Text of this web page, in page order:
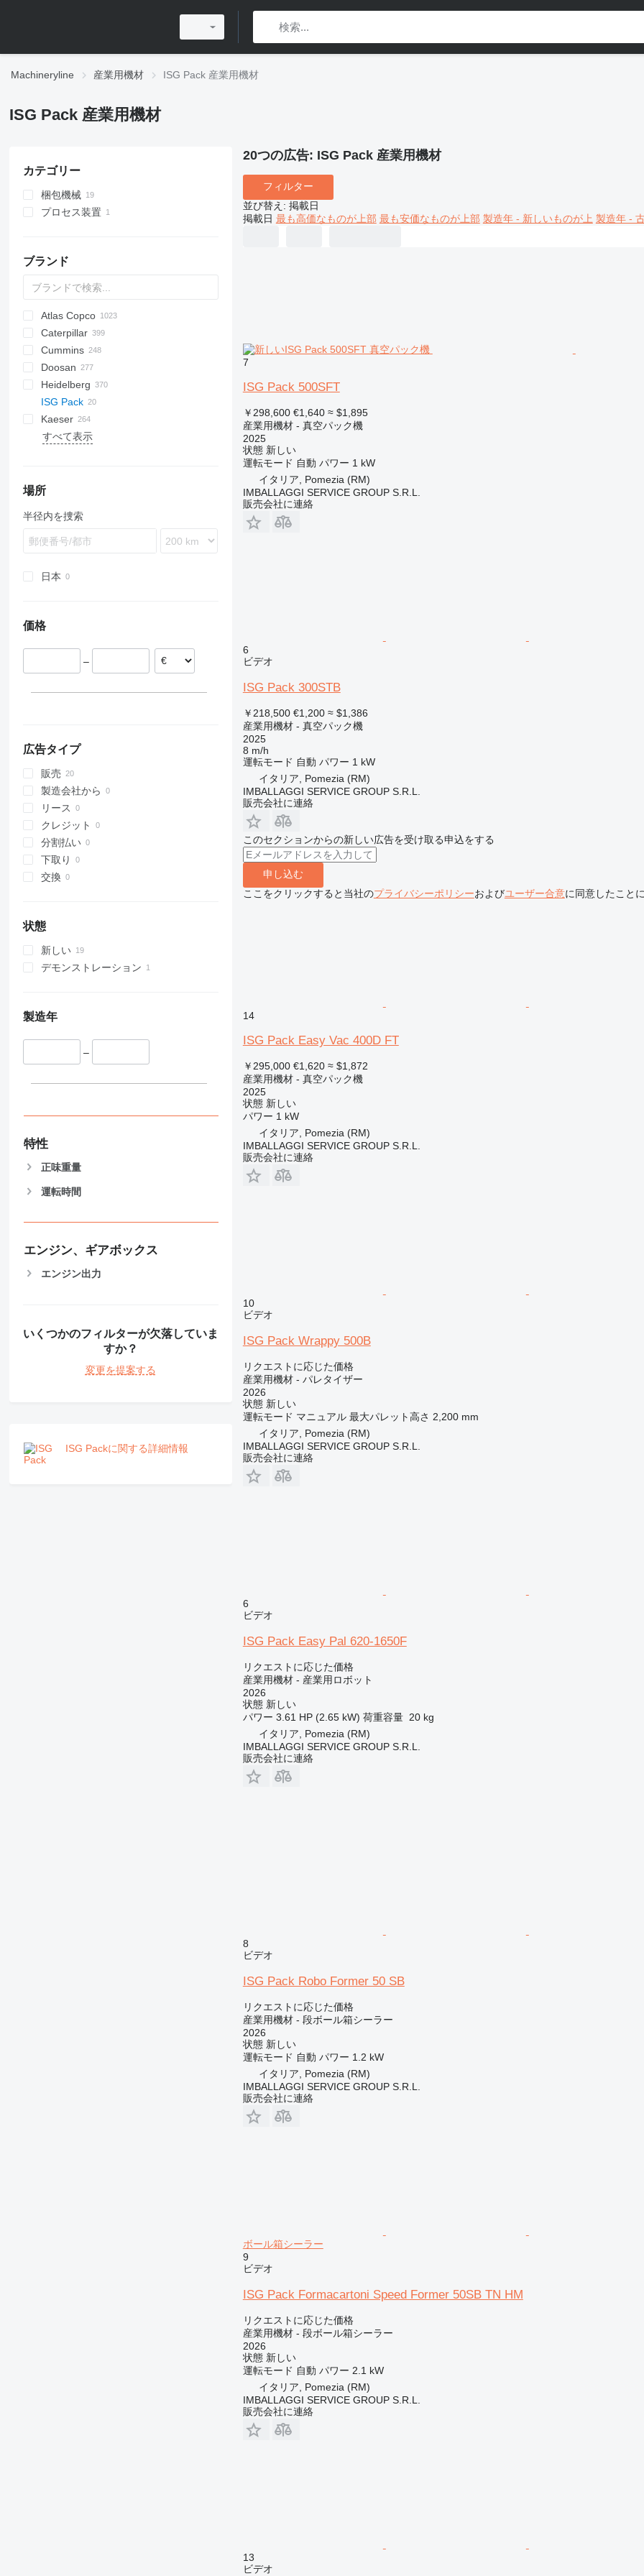
Machineryline 産業用機材 ISG Pack 産業用機材
ISG Pack 産業用機材
カテゴリー
梱包機械
段ボール箱シーラー
真空パック機
結束機
プロセス装置
ブランド
PDS
APD
AB
Ensis
Pega
VZ
AG3
Atlas Copco
DrillAir
E-Air
GA
LT
QAS
QAX
QEP
XAS
XATS
XAVS
XRHS
QAS
W series
XAS
PDP
E-series
G-series
KG
B-series
BM
BW
GFS
VT
Rover
Skipper
533
PA
Airpure
Britecpure
BySprint Fiber
CK
SR
Caterpillar
120
160
315
320
330
365
G-series
GC
M-series
V-series
CPS
DZ
FZ
Berlingo
Jumper
C-series
DLT
DS
H-series
Cummins
C-series
KTA
CMX
CTX
DMC
DMU
FP
KF
SC
DCA
BF
D-series
F2L912
D-series
S-series
SP
W-series
Doosan
B-series
G-series
AK
DW
DZ
DC
LHF
ORIGO
SJ
TF
VF
VSC
TF
ESE
EZG
SureColor
LBM
P-series
700-series
Concept
FDT
Transit
HB
F-Line
EM
MCM
CTF
V20
VB
VT
DPAS
DPS
DVR
DVS
LT
PLD
AKF
ZS
RH
SE
SL
FS
EC
SL
ST
VF
HSLX
TS
SL
H-series
HD
VB
VF
103 LO
103 SP
107-20
136D
Heidelberg
GTO
GTP
Kord
Stahlfolder
Suprasetter
C-series
U-series
UWF
HFW
HYW
A-series
FXS
H-series
TS
Kal
Profi
EB
EU
WT
AC
AFC
BQ
PJ
SPF
ST
StitchLiner
HKN
VMX
FS
TS
H-series
i-Series
PW
ISG Pack
Daily
G-series
P-series
1600
550
8010
FC
HF
KR
Kaeser
AS
SM
KKS
KK
Minarc
ZSW
Crambo
KR
D-series
FW
ES
B-series
500
E-series
DTS
LE
K-series
Shark
Junior
MH 400 P
MT
RB
HQR
VTC
Variaxis
Sprinter
LBV
UCP
Big Blue
D-series
Crysta-Apex
Aero
KNC 5 1500
CL
GE
LT
MD
Citoborma
MH
NV
LB
GEH
V-series
OPTImill
S2R
1100 Series
Expert
CH4000
GF
FCA
ES
SM3
AMT
Kangoo
GF2
535
MDVN
SR
Olimpic
J-series
W-series
D-series
Professional
T-10
SSDP
TS
F-series
38K
900
CookieMAK
TW
820
Surfacer
RL
Deco
T-Series
VB
Proace
TNK
X-BOX
X-SOLAR
T 23F
TruLaser
T600
TL
TSC
BFT 90/3
Caddy
840
HK
Compact
G-series
LTN
DF
Hydromat
EBO 68
MZA
W-series
Quickbinder
Versant
LPG
すべて表示
場所
半径内を捜索
日本
価格
–
広告タイプ
販売
製造会社から
リース
クレジット
分割払い
下取り
交換
状態
新しい
デモンストレーション
製造年
–
特性
正味重量
運転時間
エンジン、ギアボックス
エンジン出力
いくつかのフィルターが欠落していま
すか？
変更を提案する
ISG Packに関する詳細情報
20つの広告: ISG Pack 産業用機材
フィルター
並び替え : 掲載日
掲載日 最も高価なものが上部 最も安価なものが上部 製造年 - 新しいものが上 製造年 -
7
ISG Pack 500SFT
￥298,600 €1,640 ≈ $1,895
産業用機材 - 真空パック機
2025
状態新しい
運転モード 自動 パワー 1 kW
イタリア, Pomezia (RM)
IMBALLAGGI SERVICE GROUP S.R.L.
販売会社に連絡
6
ビデオ
ISG Pack 300STB
￥218,500 €1,200 ≈ $1,386
産業用機材 - 真空パック機
2025
8 m/h
運転モード 自動 パワー 1 kW
イタリア, Pomezia (RM)
IMBALLAGGI SERVICE GROUP S.R.L.
販売会社に連絡
このセクションからの新しい広告を受け取る申込をする
申し込む
ここをクリックすると当社のプライバシーポリシーおよびユーザー合意に同意したこと
14
ISG Pack Easy Vac 400D FT
￥295,000 €1,620 ≈ $1,872
産業用機材 - 真空パック機
2025
状態新しい
パワー 1 kW
イタリア, Pomezia (RM)
IMBALLAGGI SERVICE GROUP S.R.L.
販売会社に連絡
10
ビデオ
ISG Pack Wrappy 500B
リクエストに応じた価格
産業用機材 - パレタイザー
2026
状態新しい
運転モード マニュアル 最大パレット高さ 2,200 mm
イタリア, Pomezia (RM)
IMBALLAGGI SERVICE GROUP S.R.L.
販売会社に連絡
6
ビデオ
ISG Pack Easy Pal 620-1650F
リクエストに応じた価格
産業用機材 - 産業用ロボット
2026
状態新しい
パワー 3.61 HP (2.65 kW) 荷重容量 20 kg
イタリア, Pomezia (RM)
IMBALLAGGI SERVICE GROUP S.R.L.
販売会社に連絡
8
ビデオ
ISG Pack Robo Former 50 SB
リクエストに応じた価格
産業用機材 - 段ボール箱シーラー
2026
状態新しい
運転モード 自動 パワー 1.2 kW
イタリア, Pomezia (RM)
IMBALLAGGI SERVICE GROUP S.R.L.
販売会社に連絡
ボール箱シーラー
9
ビデオ
ISG Pack Formacartoni Speed Former 50SB TN HM
リクエストに応じた価格
産業用機材 - 段ボール箱シーラー
2026
状態新しい
運転モード 自動 パワー 2.1 kW
イタリア, Pomezia (RM)
IMBALLAGGI SERVICE GROUP S.R.L.
販売会社に連絡
13
ビデオ